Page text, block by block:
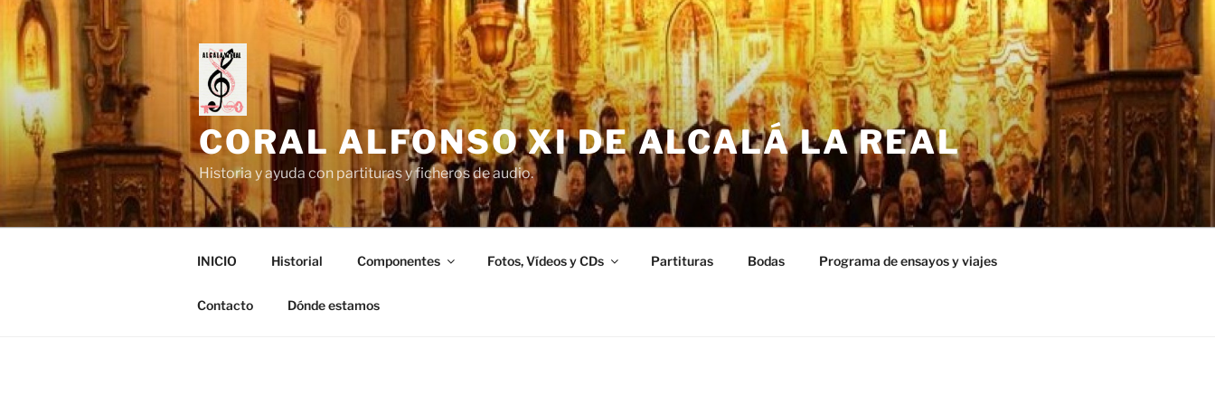
Saltar
contenido
CORAL ALFONSO XI DE ALCALÁ LA REAL
Historia y ayuda con partituras y ficheros de audio.
INICIO Historial Componentes Fotos, Vídeos y CDs Partituras Bodas Programa de ensayos y viajes
Contacto Dónde estamos